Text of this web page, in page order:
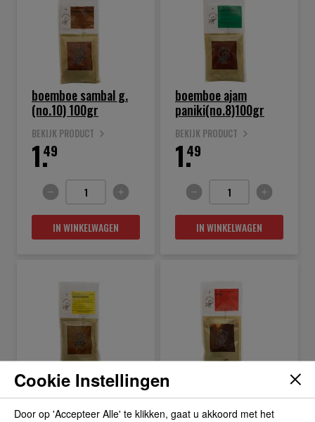
boemboe sambal g.
(no.10) 100gr
BEKIJK PRODUCT
49
1.
IN WINKELWAGEN
boemboe ajam
paniki(no.8)100gr
BEKIJK PRODUCT
49
1.
IN WINKELWAGEN
boemboe besengek
(no.6) 100gr
BEKIJK PRODUCT BEKIJK PRODUCT
Cookie Instellingen
Door op 'Accepteer Alle' te klikken, gaat u akkoord met het